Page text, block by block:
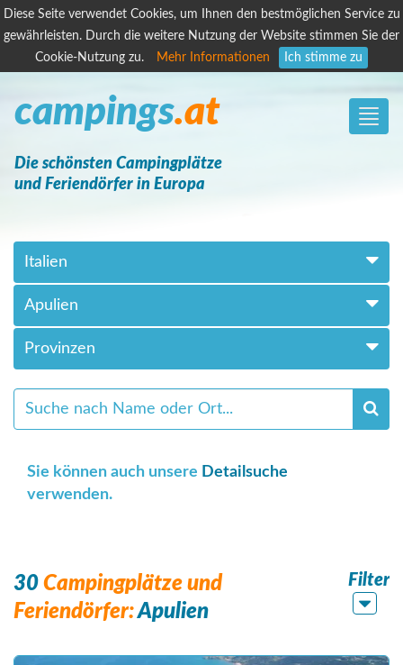
Diese Seite verwendet Cookies, um Ihnen den bestmöglichen Service zu
gewährleisten. Durch die weitere Nutzung der Website stimmen Sie der
Cookie-Nutzung zu.
Mehr Informationen Ich stimme zu
Toggle
campings.at
Die schönsten Campingplätze
und Feriendörfer in Europa
Italien
Apulien
Provinzen
Sie können auch unsere Detailsuche
verwenden.
30 Campingplätze und
Feriendörfer:Apulien
Filter